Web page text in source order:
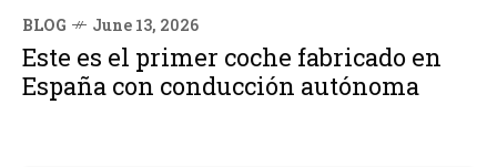
BLOG June 13, 2026
Este es el primer coche fabricado en
España con conducción autónoma